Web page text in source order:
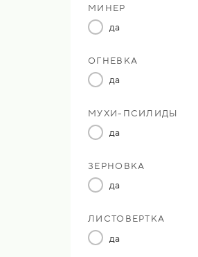
МИНЕР
да
ОГНЕВКА
да
МУХИ-ПСИЛИДЫ
да
ЗЕРНОВКА
да
ЛИСТОВЕРТКА
да